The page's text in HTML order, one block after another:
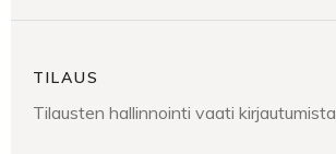
TILAUS
Tilausten hallinnointi vaati kirjautumista.